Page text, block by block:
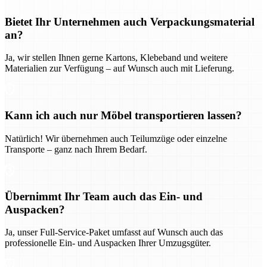
Bietet Ihr Unternehmen auch Verpackungsmaterial
an?
Ja, wir stellen Ihnen gerne Kartons, Klebeband und weitere
Materialien zur Verfügung – auf Wunsch auch mit Lieferung.
Kann ich auch nur Möbel transportieren lassen?
Natürlich! Wir übernehmen auch Teilumzüge oder einzelne
Transporte – ganz nach Ihrem Bedarf.
Übernimmt Ihr Team auch das Ein- und
Auspacken?
Ja, unser Full-Service-Paket umfasst auf Wunsch auch das
professionelle Ein- und Auspacken Ihrer Umzugsgüter.